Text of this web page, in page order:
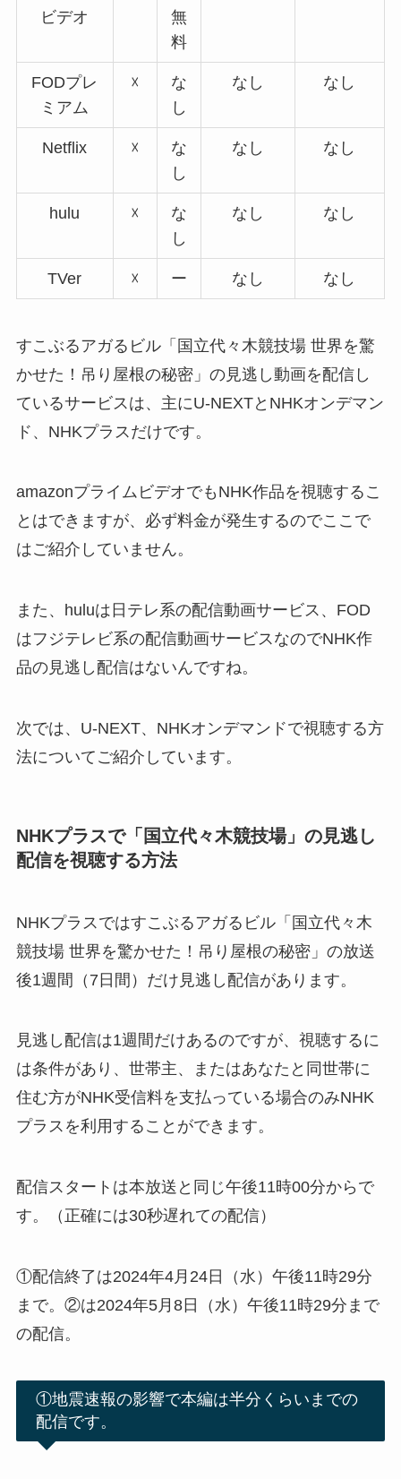
ビデオ
無
料
FODプレ
ミアム
☓
な
し
なし なし
Netflix ☓
な
し
なし なし
hulu ☓
な
し
なし なし
TVer ☓ ー なし なし
すこぶるアガるビル「国立代々木競技場 世界を驚
かせた！吊り屋根の秘密」の見逃し動画を配信し
ているサービスは、主にU-NEXTとNHKオンデマン
ド、NHKプラスだけです。
amazonプライムビデオでもNHK作品を視聴するこ
とはできますが、必ず料金が発生するのでここで
はご紹介していません。
また、huluは日テレ系の配信動画サービス、FOD
はフジテレビ系の配信動画サービスなのでNHK作
品の見逃し配信はないんですね。
次では、U-NEXT、NHKオンデマンドで視聴する方
法についてご紹介しています。
NHKプラスで「国立代々木競技場」の見逃し
配信を視聴する方法
NHKプラスではすこぶるアガるビル「国立代々木
競技場 世界を驚かせた！吊り屋根の秘密」の放送
後1週間（7日間）だけ見逃し配信があります。
見逃し配信は1週間だけあるのですが、視聴するに
は条件があり、世帯主、またはあなたと同世帯に
住む方がNHK受信料を支払っている場合のみNHK
プラスを利用することができます。
配信スタートは本放送と同じ午後11時00分からで
す。（正確には30秒遅れての配信）
①配信終了は2024年4月24日（水）午後11時29分
まで。②は2024年5月8日（水）午後11時29分まで
の配信。
①地震速報の影響で本編は半分くらいまでの
配信です。